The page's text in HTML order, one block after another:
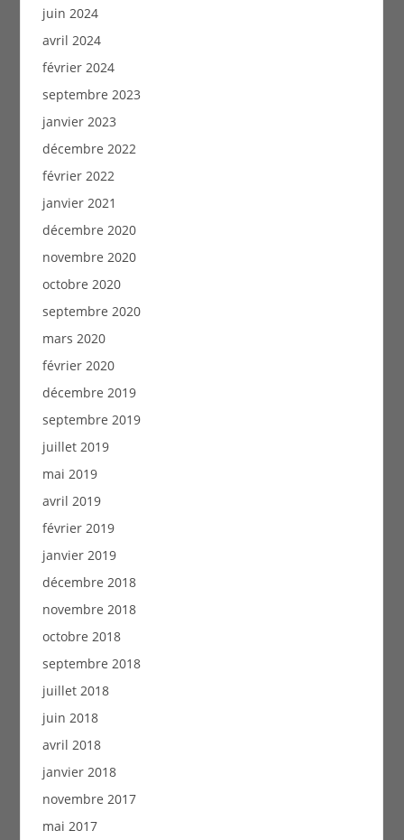
juin 2024
avril 2024
février 2024
septembre 2023
janvier 2023
décembre 2022
février 2022
janvier 2021
décembre 2020
novembre 2020
octobre 2020
septembre 2020
mars 2020
février 2020
décembre 2019
septembre 2019
juillet 2019
mai 2019
avril 2019
février 2019
janvier 2019
décembre 2018
novembre 2018
octobre 2018
septembre 2018
juillet 2018
juin 2018
avril 2018
janvier 2018
novembre 2017
mai 2017